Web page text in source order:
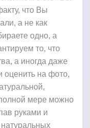
что Вы
а не как
одно, а
то, что
а иногда даже
оценить на фото,
мере можно
руками и